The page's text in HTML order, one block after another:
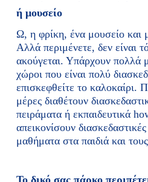
ή μουσείο
Ω, η φρίκη, ένα μουσείο και
Αλλά περιμένετε, δεν είναι
ακούγεται. Υπάρχουν πολλά
χώροι που είναι πολύ
επισκεφθείτε το καλοκαίρι.
μέρες διαθέτουν
πειράματα ή εκπαιδευτικά
απεικονίσουν
μαθήματα στα παιδιά και
Το δικό σας πάρκο